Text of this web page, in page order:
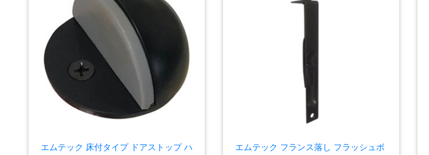
エムテック 床付タイプ ドアストップ ハ
エムテック フランス落し フラッシュボ